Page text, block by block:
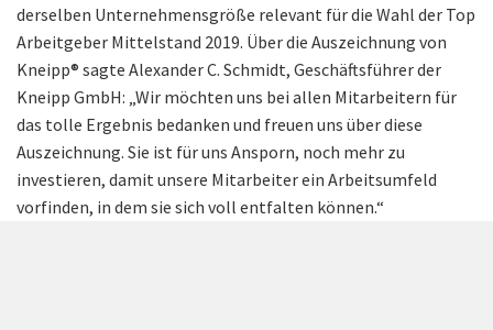
derselben Unternehmensgröße relevant für die Wahl der Top
Arbeitgeber Mittelstand 2019. Über die Auszeichnung von
Kneipp® sagte Alexander C. Schmidt, Geschäftsführer der
Kneipp GmbH: „Wir möchten uns bei allen Mitarbeitern für
das tolle Ergebnis bedanken und freuen uns über diese
Auszeichnung. Sie ist für uns Ansporn, noch mehr zu
investieren, damit unsere Mitarbeiter ein Arbeitsumfeld
vorfinden, in dem sie sich voll entfalten können.“